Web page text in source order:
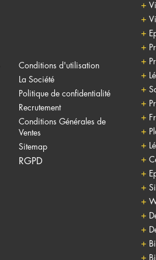
Conditions d'utilisation
La Société
Politique de confidentialité
Recrutement
Conditions Générales de
Ventes
Sitemap
RGPD